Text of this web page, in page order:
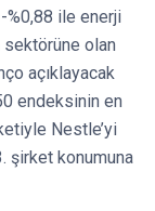
%0,88 ile enerji
sektörüne olan
açıklayacak
endeksinin en
Nestle’yi
şirket konumuna